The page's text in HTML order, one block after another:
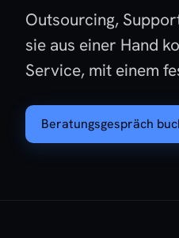
Outsourcing,
sie aus einer Hand
Service, mit einem
Beratungsgespräch